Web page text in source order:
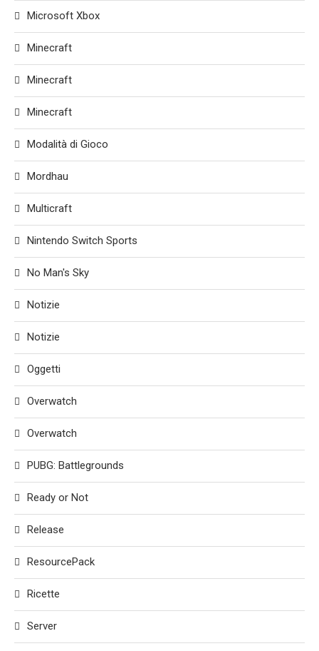
Microsoft Xbox
Minecraft
Minecraft
Minecraft
Modalità di Gioco
Mordhau
Multicraft
Nintendo Switch Sports
No Man's Sky
Notizie
Notizie
Oggetti
Overwatch
Overwatch
PUBG: Battlegrounds
Ready or Not
Release
ResourcePack
Ricette
Server